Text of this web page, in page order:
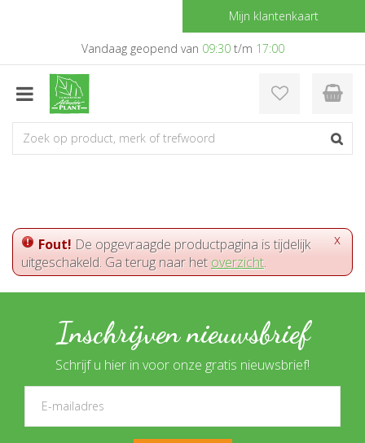
a
Mijn klantenkaart
Vandaag geopend van 09:30t/m 17:00
x
Fout! De opgevraagde productpagina is tijdelijk
uitgeschakeld. Ga terug naar het overzicht.
Inschrijven nieuwsbrief
Schrijf u hier in voor onze gratis nieuwsbrief!